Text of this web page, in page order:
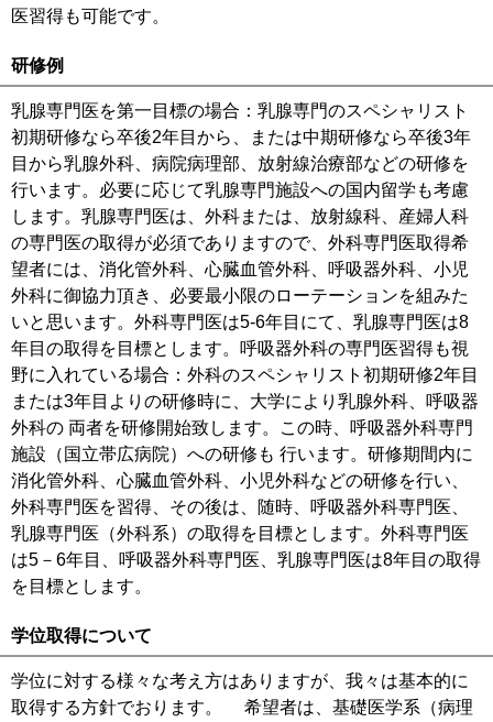
医習得も可能です。
研修例
乳腺専門医を第一目標の場合：乳腺専門のスペシャリスト
初期研修なら卒後2年目から、または中期研修なら卒後3年
目から乳腺外科、病院病理部、放射線治療部などの研修を
行います。必要に応じて乳腺専門施設への国内留学も考慮
します。乳腺専門医は、外科または、放射線科、産婦人科
の専門医の取得が必須でありますので、外科専門医取得希
望者には、消化管外科、心臓血管外科、呼吸器外科、小児
外科に御協力頂き、必要最小限のローテーションを組みた
いと思います。外科専門医は5-6年目にて、乳腺専門医は8
年目の取得を目標とします。呼吸器外科の専門医習得も視
野に入れている場合：外科のスペシャリスト初期研修2年目
または3年目よりの研修時に、大学により乳腺外科、呼吸器
外科の 両者を研修開始致します。この時、呼吸器外科専門
施設（国立帯広病院）への研修も 行います。研修期間内に
消化管外科、心臓血管外科、小児外科などの研修を行い、
外科専門医を習得、その後は、随時、呼吸器外科専門医、
乳腺専門医（外科系）の取得を目標とします。外科専門医
は5－6年目、呼吸器外科専門医、乳腺専門医は8年目の取得
を目標とします。
学位取得について
学位に対する様々な考え方はありますが、我々は基本的に
取得する方針でおります。 希望者は、基礎医学系（病理